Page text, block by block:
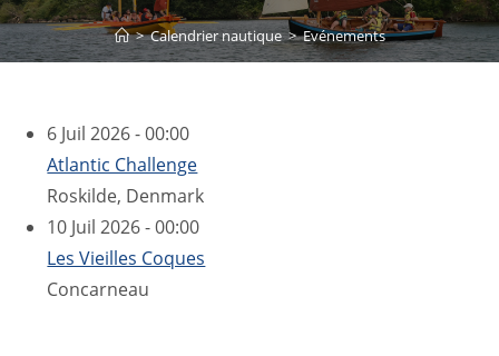
> Calendrier nautique > Evénements
6 Juil 2026 - 00:00
Atlantic Challenge
Roskilde, Denmark
10 Juil 2026 - 00:00
Les Vieilles Coques
Concarneau